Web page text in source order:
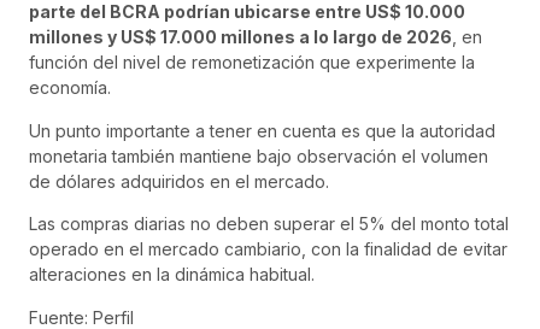
parte del BCRA podrían ubicarse entre US$ 10.000
millones y US$ 17.000 millones a lo largo de 2026 , en
función del nivel de remonetización que experimente la
economía.
Un punto importante a tener en cuenta es que la autoridad
monetaria también mantiene bajo observación el volumen
de dólares adquiridos en el mercado.
Las compras diarias no deben superar el 5% del monto total
operado en el mercado cambiario, con la finalidad de evitar
alteraciones en la dinámica habitual.
Fuente: Perfil